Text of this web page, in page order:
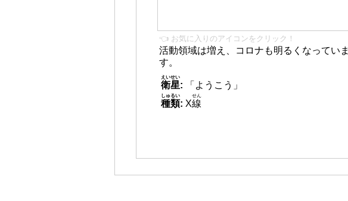
👈 お気に入りのアイコンをクリック！
活動領域は増え、コロナも明るくなっていま
す。
衛星
えいせい
:
「ようこう」
種類
しゅるい
: X線
せん